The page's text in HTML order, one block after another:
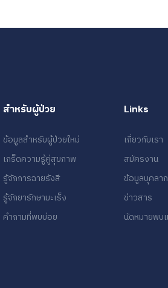
สำหรับผู้ป่วย
ข้อมูลสำหรับผู้ป่วยใหม่
เกร็ดความรู้คู่สุขภาพ
รู้จักการฉายรังสี
รู้จักยารักษามะเร็ง
คำถามที่พบบ่อย
Links
เกี่ยวกับเรา
สมัครงาน
ข้อมูลบุคลา
ข่าวสาร
นัดหมายพบ